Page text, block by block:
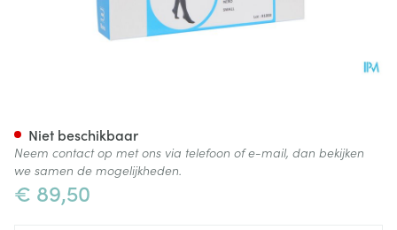
€ 89,50
Niet beschikbaar
Neem contact op met ons via telefoon of e-mail, dan bekijken
we samen de mogelijkheden.